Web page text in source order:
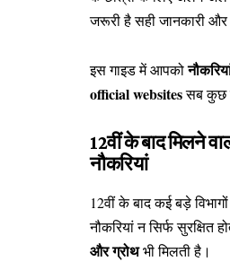
जरूरी है सही जानकारी और
इस गाइड में आपको
official websitesसब कुछ
12वीं के बाद मिलने
नौकरियां
12वीं के बाद कई बड़े
नौकरियां न सिर्फ सुरक्षित
और ग्रोथभी मिलती है।